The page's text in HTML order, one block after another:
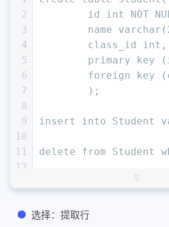
2
3
4
5
6
7
8
9
10
11
12
id int NOT
name
	class_id int,
primary key
foreign key
	);
insert into Student
delete from Student
选择：提取行